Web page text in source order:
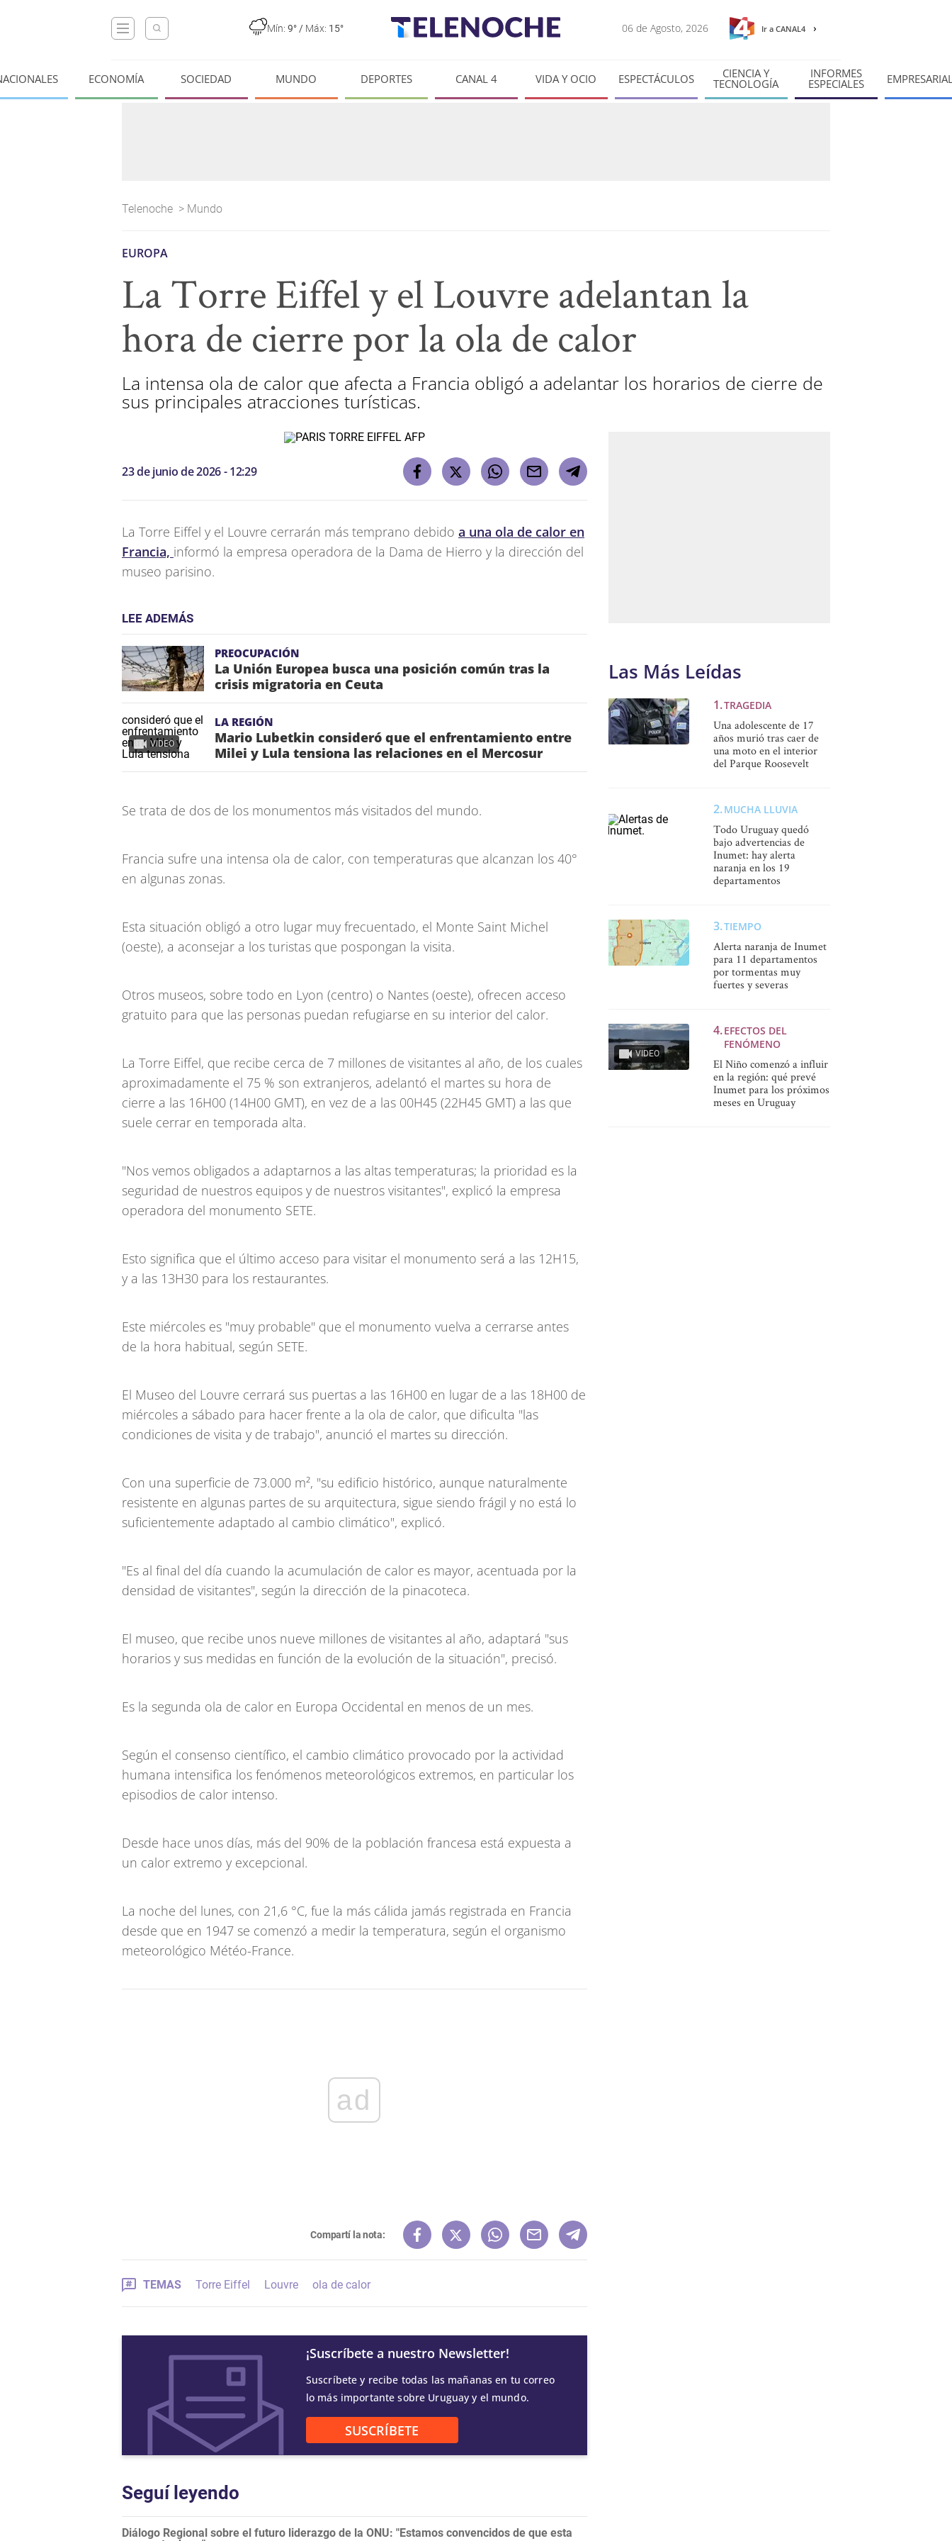
Mín: 9° / Máx: 15° 06 de Agosto, 2026 Ir a CANAL4
ECONOMÍA SOCIEDAD MUNDO DEPORTES CANAL 4 VIDA Y OCIO ESPECTÁCULOS CIENCIA Y
TECNOLOGÍA
INFORMES
ESPECIALES
Telenoche > Mundo
EUROPA
La Torre Eiffel y el Louvre adelantan la
hora de cierre por la ola de calor
La intensa ola de calor que afecta a Francia obligó a adelantar los horarios de cierre de
sus principales atracciones turísticas.
23 de junio de 2026 - 12:29
La Torre Eiffel y el Louvre cerrarán más temprano debido a una ola de calor en
Francia, informó la empresa operadora de la Dama de Hierro y la dirección del
museo parisino.
LEE ADEMÁS
PREOCUPACIÓN
La Unión Europea busca una posición común tras la
crisis migratoria en Ceuta
VIDEO
LA REGIÓN
Mario Lubetkin consideró que el enfrentamiento entre
Milei y Lula tensiona las relaciones en el Mercosur
Se trata de dos de los monumentos más visitados del mundo.
Francia sufre una intensa ola de calor, con temperaturas que alcanzan los 40°
en algunas zonas.
Esta situación obligó a otro lugar muy frecuentado, el Monte Saint Michel
(oeste), a aconsejar a los turistas que pospongan la visita.
Otros museos, sobre todo en Lyon (centro) o Nantes (oeste), ofrecen acceso
gratuito para que las personas puedan refugiarse en su interior del calor.
La Torre Eiffel, que recibe cerca de 7 millones de visitantes al año, de los cuales
aproximadamente el 75 % son extranjeros, adelantó el martes su hora de
cierre a las 16H00 (14H00 GMT), en vez de a las 00H45 (22H45 GMT) a las que
suele cerrar en temporada alta.
"Nos vemos obligados a adaptarnos a las altas temperaturas; la prioridad es la
seguridad de nuestros equipos y de nuestros visitantes", explicó la empresa
operadora del monumento SETE.
Esto significa que el último acceso para visitar el monumento será a las 12H15,
y a las 13H30 para los restaurantes.
Este miércoles es "muy probable" que el monumento vuelva a cerrarse antes
de la hora habitual, según SETE.
El Museo del Louvre cerrará sus puertas a las 16H00 en lugar de a las 18H00 de
miércoles a sábado para hacer frente a la ola de calor, que dificulta "las
condiciones de visita y de trabajo", anunció el martes su dirección.
Con una superficie de 73.000 m², "su edificio histórico, aunque naturalmente
resistente en algunas partes de su arquitectura, sigue siendo frágil y no está lo
suficientemente adaptado al cambio climático", explicó.
"Es al final del día cuando la acumulación de calor es mayor, acentuada por la
densidad de visitantes", según la dirección de la pinacoteca.
El museo, que recibe unos nueve millones de visitantes al año, adaptará "sus
horarios y sus medidas en función de la evolución de la situación", precisó.
Es la segunda ola de calor en Europa Occidental en menos de un mes.
Según el consenso científico, el cambio climático provocado por la actividad
humana intensifica los fenómenos meteorológicos extremos, en particular los
episodios de calor intenso.
Desde hace unos días, más del 90% de la población francesa está expuesta a
un calor extremo y excepcional.
La noche del lunes, con 21,6 °C, fue la más cálida jamás registrada en Francia
desde que en 1947 se comenzó a medir la temperatura, según el organismo
meteorológico Météo-France.
ad
Compartí la nota:
TEMAS Torre Eiffel Louvre ola de calor
¡Suscríbete a nuestro Newsletter!
Suscríbete y recibe todas las mañanas en tu correo
lo más importante sobre Uruguay y el mundo.
SUSCRÍBETE
Seguí leyendo
Diálogo Regional sobre el futuro liderazgo de la ONU: "Estamos convencidos de que esta
Las Más Leídas
TRAGEDIA
Una adolescente de 17
años murió tras caer de
una moto en el interior
del Parque Roosevelt
MUCHA LLUVIA
Todo Uruguay quedó
bajo advertencias de
Inumet: hay alerta
naranja en los 19
departamentos
TIEMPO
Alerta naranja de Inumet
para 11 departamentos
por tormentas muy
fuertes y severas
VIDEO
EFECTOS DEL
FENÓMENO
El Niño comenzó a influir
en la región: qué prevé
Inumet para los próximos
meses en Uruguay